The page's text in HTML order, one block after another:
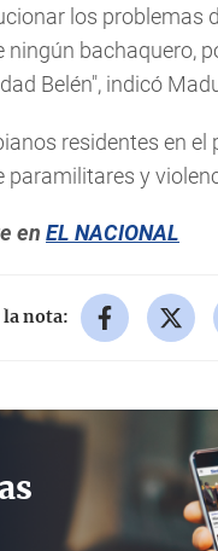
los problemas
ningún bachaquero,
Belén", indicó
residentes en el
paramilitares y
en EL NACIONAL
nota: